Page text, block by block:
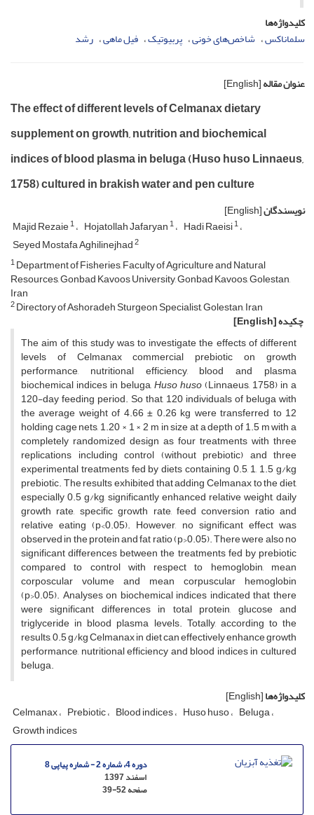
کلیدواژه‌ها
سلماناکس شاخص‌های خونی پر‌بیوتیک فیل ماهی رشد
عنوان مقاله[English]
The effect of different levels of Celmanax dietary
supplement on growth, nutrition and biochemical
indices of blood plasma in beluga (Huso huso Linnaeus,
1758) cultured in brakish water and pen culture
نویسندگان[English]
Majid Rezaie1 Hojatollah Jafaryan1 Hadi Raeisi1
Seyed Mostafa Aghilinejhad2
1Department of Fisheries, Faculty of Agriculture and Natural
Resources, Gonbad Kavoos University, Gonbad Kavoos, Golestan,
Iran
2Directory of Ashoradeh Sturgeon Specialist, Golestan, Iran
چکیده[English]
The aim of this study was to investigate the effects of different
levels of Celmanax commercial prebiotic on growth
performance, nutritional efficiency, blood and plasma
biochemical indices in beluga,Huso huso(Linnaeus, 1758) in a
120-day feeding period. So that, 120 individuals of beluga with
the average weight of 4.66 ± 0.26 kg were transferred to 12
holding cage nets, 1.20 × 1 × 2 m in size at a depth of 1.5 m with a
completely randomized design as four treatments with three
replications including control (without prebiotic) and three
experimental treatments fed by diets containing 0.5, 1, 1.5 g/kg
prebiotic. The results exhibited that adding Celmanax to the diet,
especially 0.5 g/kg, significantly enhanced relative weight, daily
growth rate, specific growth rate, feed conversion ratio and
relative eating (p<0.05). However, no significant effect was
observed in the protein and fat ratio (p>0.05). There were also no
significant differences between the treatments fed by prebiotic
compared to control with respect to hemoglobin, mean
corposcular volume and mean corpuscular hemoglobin
(p>0.05). Analyses on biochemical indices indicated that there
were significant differences in total protein, glucose and
triglyceride in blood plasma levels. Totally, according to the
results, 0.5 g/kg Celmanax in diet can effectively enhance growth
performance, nutritional efficiency and blood indices in cultured
beluga.
کلیدواژه‌ها[English]
Celmanax Prebiotic Blood indices Huso huso Beluga
Growth indices
دوره 4، شماره 2 - شماره پیاپی 8
اسفند 1397
صفحه39-52